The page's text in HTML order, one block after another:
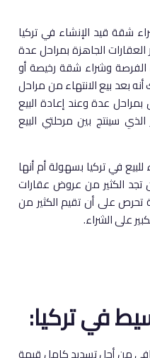
شقة قيد الإنشاء في تركيا
الجاهزة بمراحل عدة
الفرصة وشراء شقة رخيصة أو
بعد بيع الانتهاء من مراحل
عدة وعند إعادة البيع
سينتج بين مرحلتي البيع
في تركيا بسهولة أم أنها
تجد الكثير من عروض عقارات
تحرص على أن تقيم الكثير من
على الشراء.
في تركيا:
من أجل تسديد كامل قيمة